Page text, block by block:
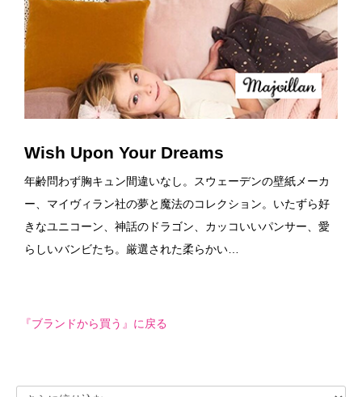
Wish Upon Your Dreams
年齢問わず胸キュン間違いなし。スウェーデンの壁紙メーカ
ー、マイヴィラン社の夢と魔法のコレクション。いたずら好
きなユニコーン、神話のドラゴン、カッコいいパンサー、愛
らしいバンビたち。厳選された柔らかい…
『ブランドから買う』に戻る